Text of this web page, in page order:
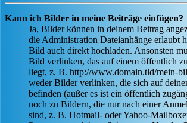
Kann ich Bilder in meine Beiträge einfügen?
Ja, Bilder können in deinem Beitrag
die Administration Dateianhänge erlaubt
Bild auch direkt hochladen. Ansonsten
Bild verlinken, das auf einem öffentlich
liegt, z. B. http://www.domain.tld/mein-
weder Bilder verlinken, die sich auf
befinden (außer es ist ein öffentlich
noch zu Bildern, die nur nach einer
sind, z. B. Hotmail- oder Yahoo-